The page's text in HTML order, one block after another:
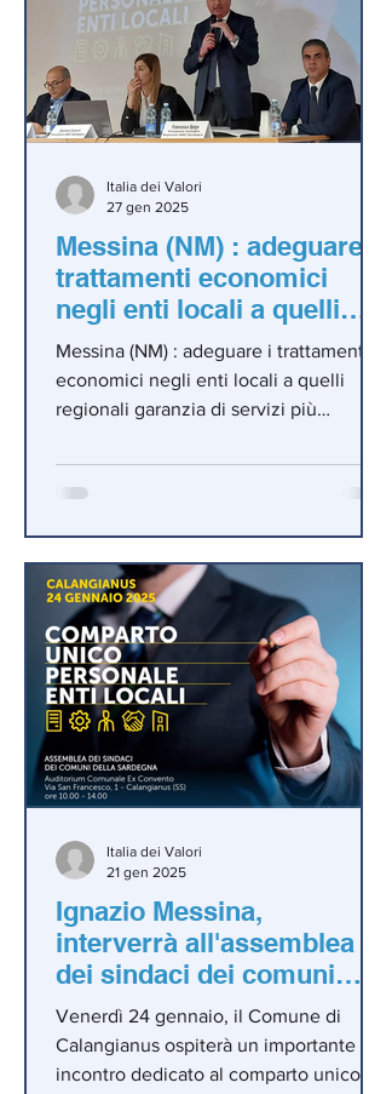
Messina (NM) : adeguare i
trattamenti economici
negli enti locali a quelli
regionali garanzia di
servizi più efficienti per i
cittadini.
Messina (NM) : adeguare i trattamenti
economici negli enti locali a quelli
regionali garanzia di servizi più
Italia dei Valori
27 gen 2025
Ignazio Messina,
interverrà all'assemblea
dei sindaci dei comuni
della Sardegna"
Venerdì 24 gennaio, il Comune di
Calangianus ospiterà un importante
incontro dedicato al comparto unico
Italia dei Valori
21 gen 2025